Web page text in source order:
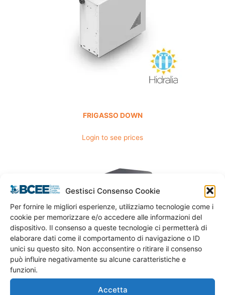
Gestisci Consenso Cookie
Per fornire le migliori esperienze, utilizziamo tecnologie come i
cookie per memorizzare e/o accedere alle informazioni del
dispositivo. Il consenso a queste tecnologie ci permetterà di
elaborare dati come il comportamento di navigazione o ID
unici su questo sito. Non acconsentire o ritirare il consenso
può influire negativamente su alcune caratteristiche e
funzioni.
Accetta
FRIGASSO DOWN
Login to see prices